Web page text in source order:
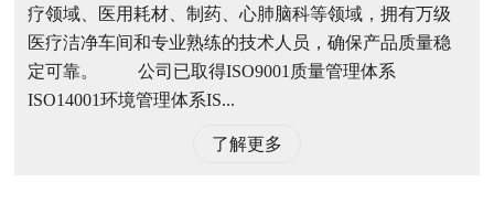
疗领域、医用耗材、制药、心肺脑科等领域，拥有万级
医疗洁净车间和专业熟练的技术人员，确保产品质量稳
定可靠。 公司已取得ISO9001质量管理体系
ISO14001环境管理体系IS...
了解更多